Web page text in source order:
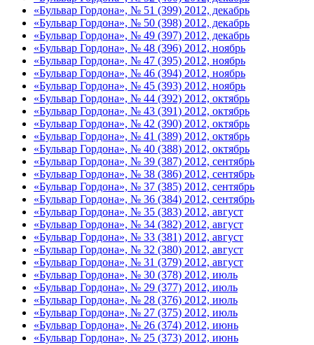
«Бульвар Гордона», № 51 (399) 2012, декабрь
«Бульвар Гордона», № 50 (398) 2012, декабрь
«Бульвар Гордона», № 49 (397) 2012, декабрь
«Бульвар Гордона», № 48 (396) 2012, ноябрь
«Бульвар Гордона», № 47 (395) 2012, ноябрь
«Бульвар Гордона», № 46 (394) 2012, ноябрь
«Бульвар Гордона», № 45 (393) 2012, ноябрь
«Бульвар Гордона», № 44 (392) 2012, октябрь
«Бульвар Гордона», № 43 (391) 2012, октябрь
«Бульвар Гордона», № 42 (390) 2012, октябрь
«Бульвар Гордона», № 41 (389) 2012, октябрь
«Бульвар Гордона», № 40 (388) 2012, октябрь
«Бульвар Гордона», № 39 (387) 2012, сентябрь
«Бульвар Гордона», № 38 (386) 2012, сентябрь
«Бульвар Гордона», № 37 (385) 2012, сентябрь
«Бульвар Гордона», № 36 (384) 2012, сентябрь
«Бульвар Гордона», № 35 (383) 2012, август
«Бульвар Гордона», № 34 (382) 2012, август
«Бульвар Гордона», № 33 (381) 2012, август
«Бульвар Гордона», № 32 (380) 2012, август
«Бульвар Гордона», № 31 (379) 2012, август
«Бульвар Гордона», № 30 (378) 2012, июль
«Бульвар Гордона», № 29 (377) 2012, июль
«Бульвар Гордона», № 28 (376) 2012, июль
«Бульвар Гордона», № 27 (375) 2012, июль
«Бульвар Гордона», № 26 (374) 2012, июнь
«Бульвар Гордона», № 25 (373) 2012, июнь